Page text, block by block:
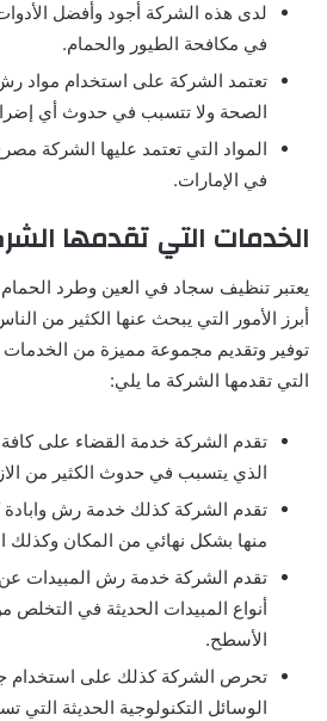
لدى هذه الشركة أجود وأفضل
في مكافحة الطيور والحمام.
تعتمد الشركة على استخدام مواد
الصحة ولا تتسبب في حدوث أي إضرار
المواد التي تعتمد عليها الشركة
في الإمارات.
الخدمات التي تقدمها
يعتبر تنظيف سجاد في العين وطرد
أبرز الأمور التي يبحث عنها الكثير من
توفير وتقديم مجموعة مميزة من الخدمات
التي تقدمها الشركة ما يلي:
تقدم الشركة خدمة القضاء على كافة
الذي يتسبب في حدوث الكثير من
تقدم الشركة كذلك خدمة رش
منها بشكل نهائي من المكان وكذلك
تقدم الشركة خدمة رش المبيدات
أنواع المبيدات الحديثة في
الأسطح.
تحرص الشركة كذلك على استخدام
الوسائل التكنولوجية الحديثة